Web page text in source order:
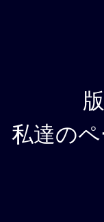
私達の